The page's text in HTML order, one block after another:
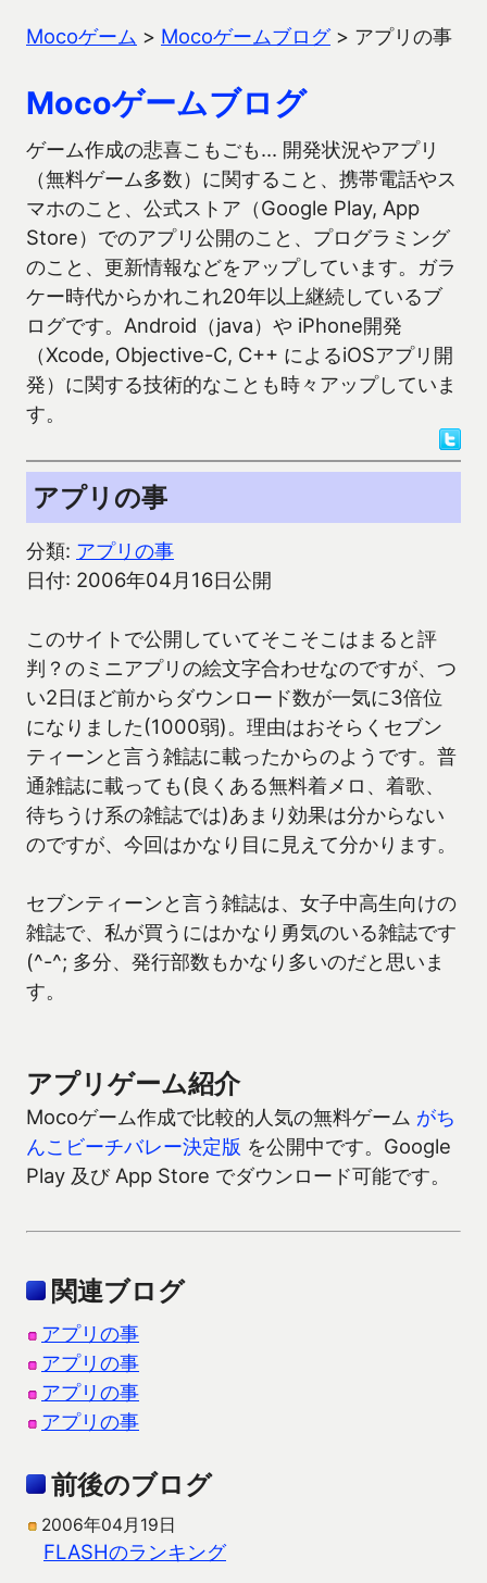
Mocoゲーム > Mocoゲームブログ> アプリの事
Mocoゲームブログ
ゲーム作成の悲喜こもごも… 開発状況やアプリ
（無料ゲーム多数）に関すること、携帯電話やス
マホのこと、公式ストア（Google Play, App
Store）でのアプリ公開のこと、プログラミング
のこと、更新情報などをアップしています。ガラ
ケー時代からかれこれ20年以上継続しているブ
ログです。Android（java）や iPhone開発
（Xcode, Objective-C, C++ によるiOSアプリ開
発）に関する技術的なことも時々アップしていま
す。
アプリの事
分類: アプリの事
日付: 2006年04月16日公開
このサイトで公開していてそこそこはまると評
判？のミニアプリの絵文字合わせなのですが、つ
い2日ほど前からダウンロード数が一気に3倍位
になりました(1000弱)。理由はおそらくセブン
ティーンと言う雑誌に載ったからのようです。普
通雑誌に載っても(良くある無料着メロ、着歌、
待ちうけ系の雑誌では)あまり効果は分からない
のですが、今回はかなり目に見えて分かります。
セブンティーンと言う雑誌は、女子中高生向けの
雑誌で、私が買うにはかなり勇気のいる雑誌です
(^-^; 多分、発行部数もかなり多いのだと思いま
す。
アプリゲーム紹介
Mocoゲーム作成で比較的人気の無料ゲーム がち
んこビーチバレー決定版 を公開中です。Google
Play 及び App Store でダウンロード可能です。
関連ブログ
アプリの事
アプリの事
アプリの事
アプリの事
前後のブログ
2006年04月19日
FLASHのランキング